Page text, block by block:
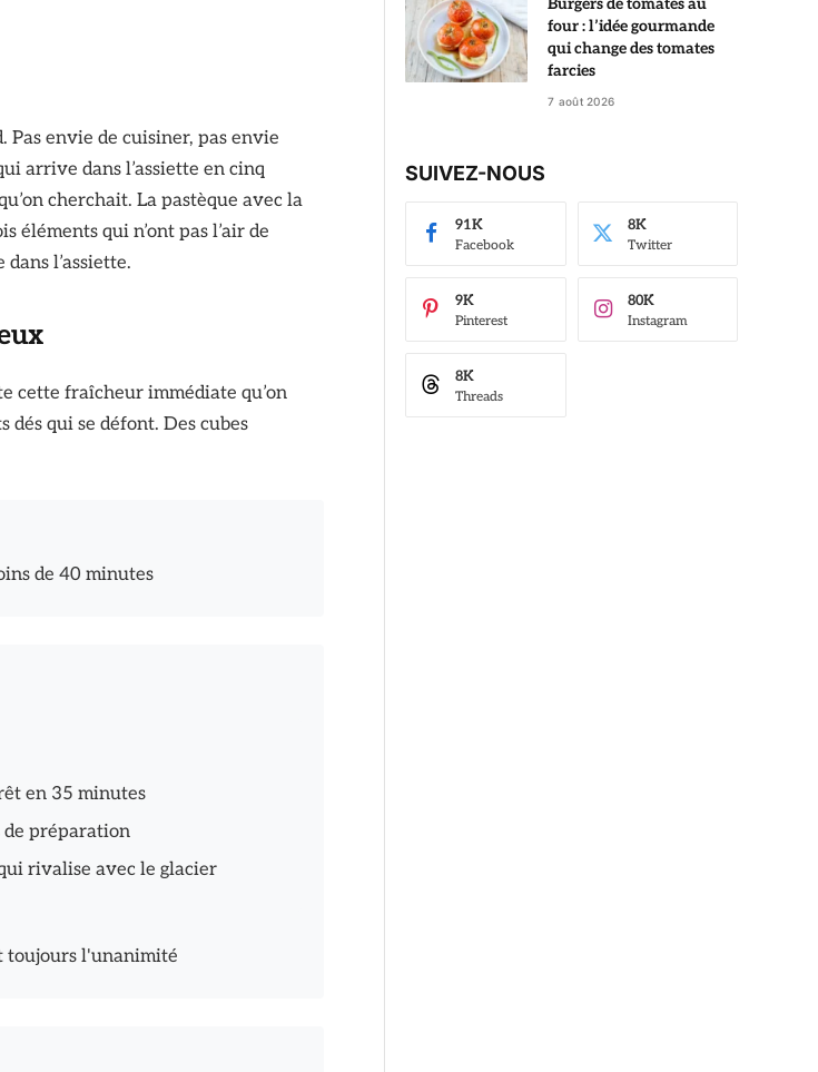
envie de cuisiner, pas envie
arrive dans l’assiette en cinq
cherchait. La pastèque avec la
éléments qui n’ont pas l’air de
l’assiette.
cette fraîcheur immédiate qu’on
dés qui se défont. Des cubes
de 40 minutes
en 35 minutes
de préparation
rivalise avec le glacier
toujours l'unanimité
four : l’idée gourmande
qui change des tomates
farcies
7 août 2026
SUIVEZ-NOUS
Facebook
91K
Twitter
8K
Pinterest
9K
Instagram
80K
Threads
8K